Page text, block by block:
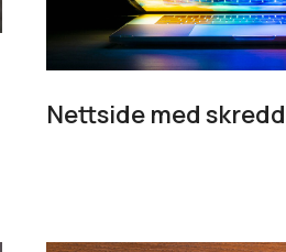
Nettside med